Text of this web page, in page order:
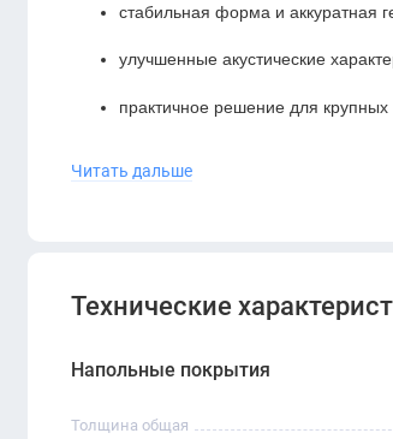
стабильная форма и аккуратная
улучшенные акустические
практичное решение для
Она обеспечивает высокую
Читать дальше
Технические
Напольные покрытия
Толщина общая